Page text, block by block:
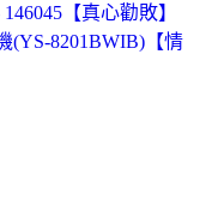
【真心勸敗】
(YS-8201BWIB)【情